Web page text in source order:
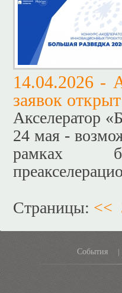
14.04.2026 -
заявок
Акселератор
24 мая -
рамках
Страницы: <<
События |